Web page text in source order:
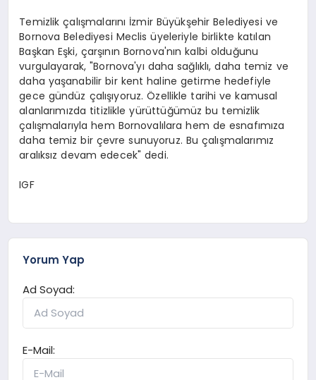
Temizlik çalışmalarını İzmir Büyükşehir Belediyesi ve
Bornova Belediyesi Meclis üyeleriyle birlikte katılan
Başkan Eşki, çarşının Bornova'nın kalbi olduğunu
vurgulayarak, "Bornova'yı daha sağlıklı, daha temiz ve
daha yaşanabilir bir kent haline getirme hedefiyle
gece gündüz çalışıyoruz. Özellikle tarihi ve kamusal
alanlarımızda titizlikle yürüttüğümüz bu temizlik
çalışmalarıyla hem Bornovalılara hem de esnafımıza
daha temiz bir çevre sunuyoruz. Bu çalışmalarımız
aralıksız devam edecek" dedi.
IGF
Yorum Yap
Ad Soyad:
E-Mail: